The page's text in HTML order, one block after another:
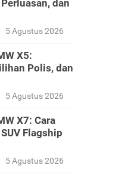
dan
5 Agustus 2026
X5:
Polis, dan
5 Agustus 2026
X7: Cara
Flagship
5 Agustus 2026